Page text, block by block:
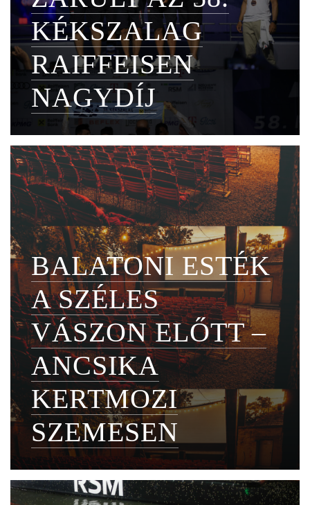
KÉKSZALAG
RAIFFEISEN
NAGYDÍJ
BALATONI ESTÉK
A SZÉLES
VÁSZON ELŐTT –
ANCSIKA
KERTMOZI
SZEMESEN